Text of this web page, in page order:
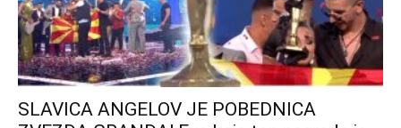
SLAVICA ANGELOV JE POBEDNICA